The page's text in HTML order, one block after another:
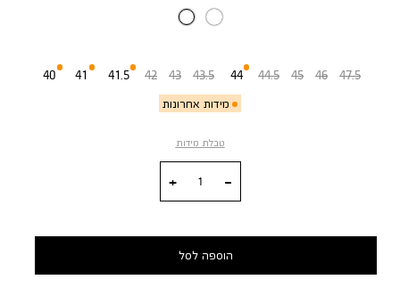
40
מידות אחרונות
41 41.5 42 43 43.5 44 44.5 45 46 47.5
טבלת מידות
הוספה לסל